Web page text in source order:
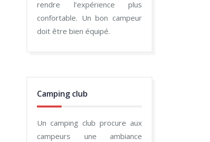
rendre l’expérience plus
confortable. Un bon campeur
doit être bien équipé.
Camping club
Un camping club procure aux
campeurs une ambiance